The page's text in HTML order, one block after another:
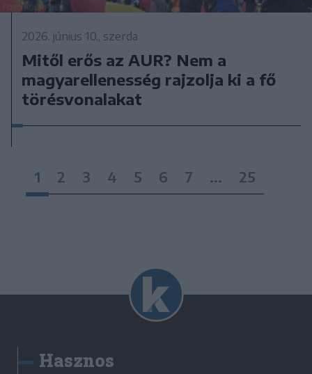
2026. június 10., szerda
Mitől erős az AUR? Nem a
magyarellenesség rajzolja ki a fő
törésvonalakat
1 2 3 4 5 6 7 ... 25
Hasznos